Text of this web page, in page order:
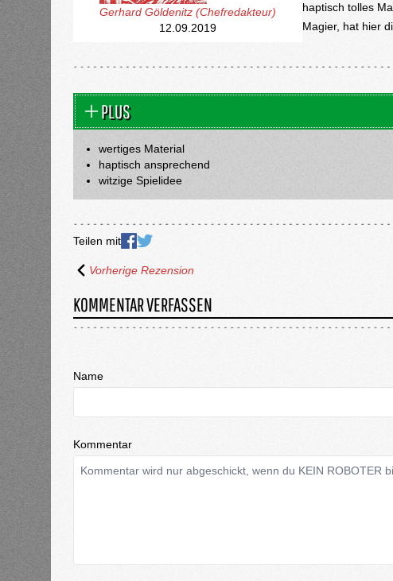
Gerhard Göldenitz (Chefredakteur)
12.09.2019
haptisch tolles
Magier, hat hier
PLUS
wertiges Material
haptisch ansprechend
witzige Spielidee
Teilen mit
Vorherige Rezension
KOMMENTAR VERFASSEN
Name
Kommentar